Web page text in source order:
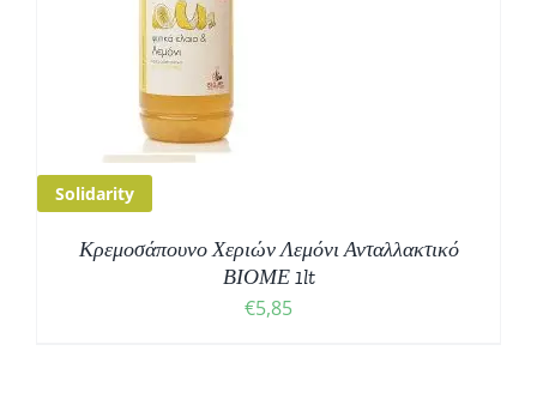
Solidarity
Κρεμοσάπουνο Χεριών Λεμόνι Ανταλλακτικό
ΒΙΟΜΕ 1lt
€5,85